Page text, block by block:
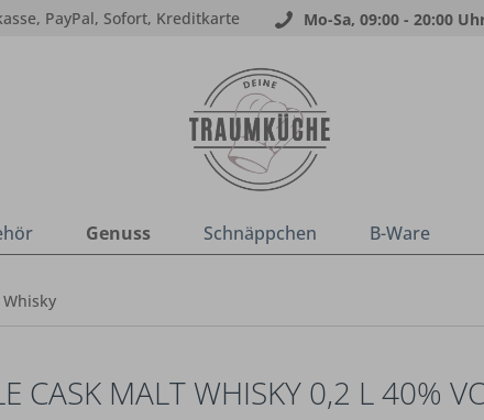
PayPal, Sofort, Kreditkarte Mo-Sa, 09:00 - 20:00
Genuss Schnäppchen B-Ware
Whisky
CASK MALT WHISKY 0,2 L 40%